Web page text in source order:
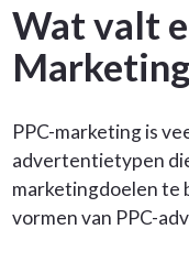
Wat valt
PPC-marketing is
advertentietypen
marketingdoelen te
vormen van PPC-